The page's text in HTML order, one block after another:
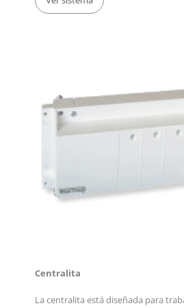
Centralita
La centralita está diseñada para